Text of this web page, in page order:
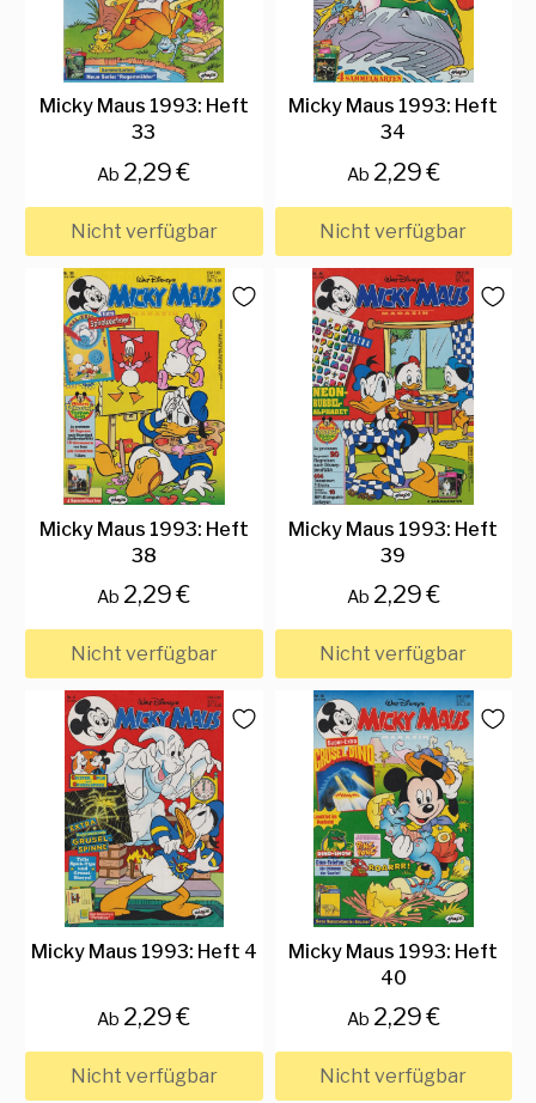
Micky Maus 1993: Heft
33
Ab 2,29 €
Nicht verfügbar
Micky Maus 1993: Heft
34
Ab 2,29 €
Nicht verfügbar
Micky Maus 1993: Heft
38
Ab 2,29 €
Nicht verfügbar
Micky Maus 1993: Heft
39
Ab 2,29 €
Nicht verfügbar
Micky Maus 1993: Heft 4
Ab 2,29 €
Nicht verfügbar
Micky Maus 1993: Heft
40
Ab 2,29 €
Nicht verfügbar